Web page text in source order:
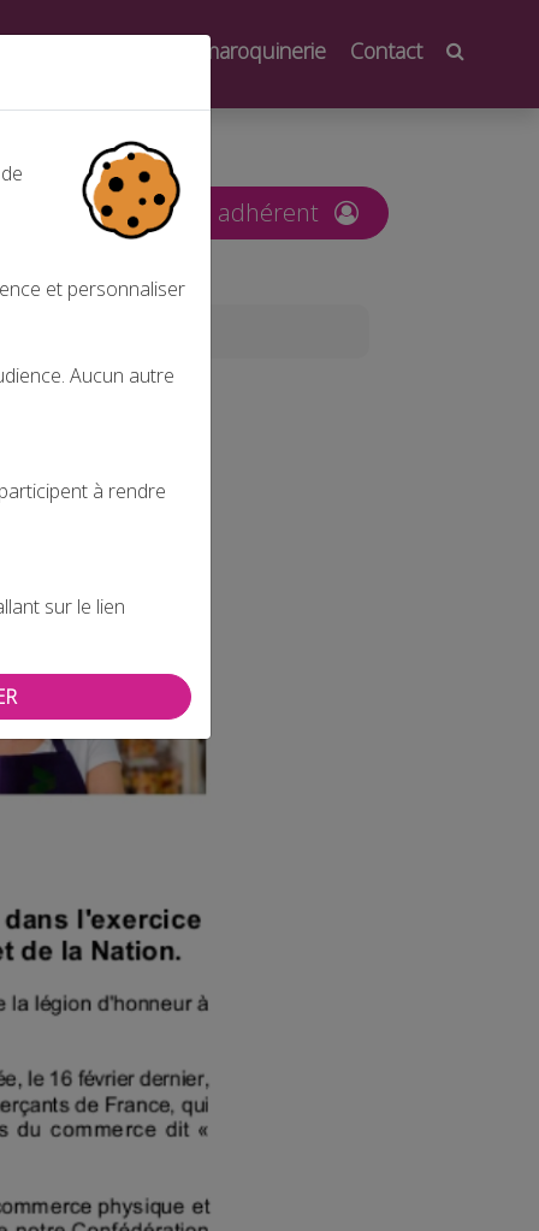
Salons de la maroquinerie Contact
Espace adhérent
et personnaliser
Aucun autre
à rendre
sur le lien